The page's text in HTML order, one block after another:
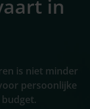
in
is niet minder
persoonlijke